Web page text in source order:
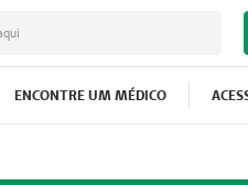
ENCONTRE UM MÉDICO